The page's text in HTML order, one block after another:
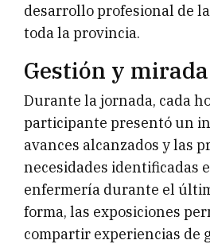
desarrollo profesional de
toda la provincia.
Gestión y
Durante la jornada, cada
participante presentó un
avances alcanzados y las
necesidades identificadas
enfermería durante el
forma, las exposiciones
compartir experiencias de